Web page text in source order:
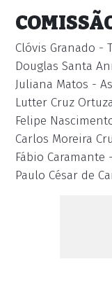
Clóvis Granado -
Douglas Santa
Juliana Matos -
Lutter Cruz
Felipe
Carlos Moreira
Fábio Caramante
Paulo César de